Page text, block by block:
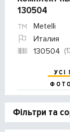
130504
Metelli
Италия
130504
УСІ
Фільтри та